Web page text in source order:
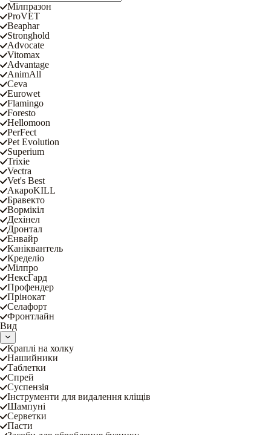
Мілпразон
ProVET
Beaphar
Stronghold
Advocate
Vitomax
Advantage
AnimAll
Ceva
Eurowet
Flamingo
Foresto
Hellomoon
PerFect
Pet Evolution
Superium
Trixie
Vectra
Vet's Best
АкароKILL
Бравекто
Вормікіл
Дехінел
Дронтал
Енвайр
Каніквантель
Кределіо
Мілпро
НексГард
Профендер
Прінокат
Селафорт
Фронтлайн
Вид
Краплі на холку
Нашийники
Таблетки
Спрей
Суспензія
Інструменти для видалення кліщів
Шампуні
Серветки
Пасти